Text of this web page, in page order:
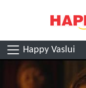
Happy Vaslui